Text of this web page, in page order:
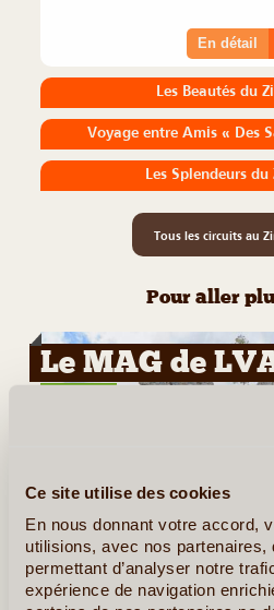
Ce site utilise des cookies
En nous donnant votre accord,
utilisions, avec nos partenaires,
permettant d’analyser notre
expérience de navigation
En détail
Les Beautés du
Voyage entre Amis « Des
Les Splendeurs
Tous les circuits au
Pour aller
Le MAG de
Sur les pas des
Grand